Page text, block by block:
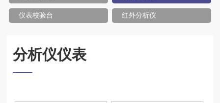
仪表校验台 红外分析仪
分析仪仪表